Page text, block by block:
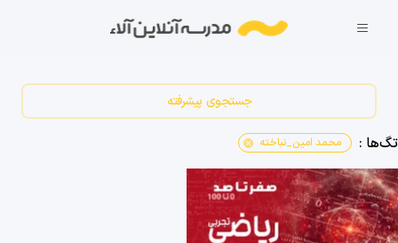
جستجوی پیشرفته
تگ‌ها : محمد امین_نباخته cancel